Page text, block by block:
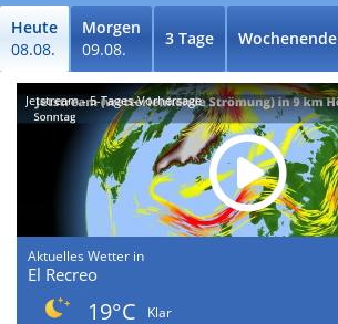
Heute
08.08.
Morgen
09.08.
3 Tage Wochenende
Jetstream - 5-Tages-Vorhersage
Aktuelles Wetter in
El Recreo
19°C
Klar